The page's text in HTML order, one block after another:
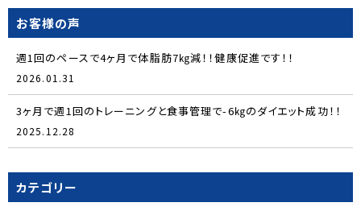
お客様の声
週1回のペースで4ヶ月で体脂肪7㎏減！！健康促進です！！
2026.01.31
3ヶ月で週1回のトレーニングと食事管理で-6㎏のダイエット成功！！
2025.12.28
カテゴリー